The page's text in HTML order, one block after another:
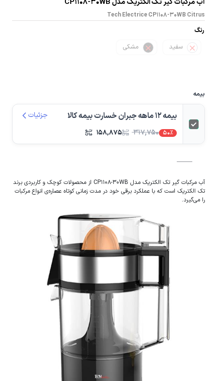
Tech Electrice CP1108-30WB Citrus
رنگ
سفید
مشکی
بیمه
بیمه 12 ماهه جبران خسارت بیمه کالا
50% ۳۱۷,۷۵۰ ۱۵۸,۸۷۵
جزئیات
آب مرکبات گیر تک الکتریک مدل CP1108-30WB از محصولات کوچک و کاربردی برند
تک الکتریک است که با عملکرد برقی خود در مدت زمانی کوتاه عصاره‌ی انواع مرکبات
را می‌گیرد.